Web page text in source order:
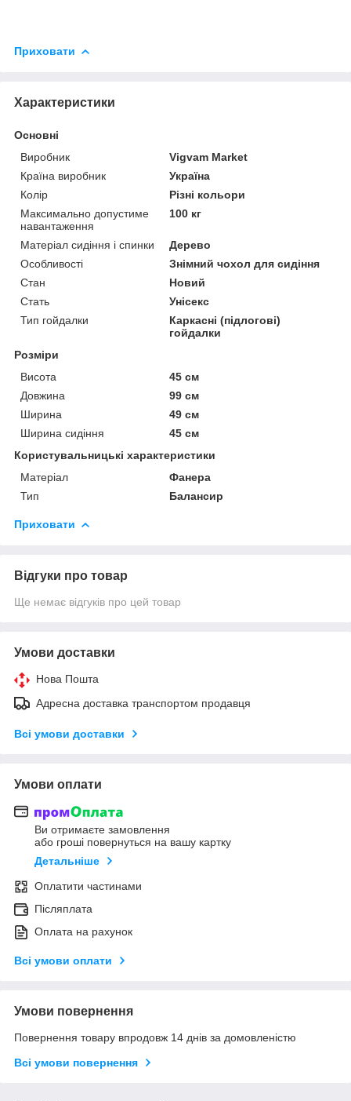
Приховати
Характеристики
Основні
Виробник
Vigvam Market
Країна виробник
Україна
Колір
Різні кольори
Максимально допустиме
навантаження
100 кг
Матеріал сидіння і спинки
Дерево
Особливості
Знімний чохол для сидіння
Стан
Новий
Стать
Унісекс
Тип гойдалки
Каркасні (підлогові)
гойдалки
Розміри
Висота
45 см
Довжина
99 см
Ширина
49 см
Ширина сидіння
45 см
Користувальницькі характеристики
Матеріал
Фанера
Тип
Балансир
Приховати
Відгуки про товар
Ще немає відгуків про цей товар
Умови доставки
Нова Пошта
Адресна доставка транспортом продавця
Всі умови доставки
Умови оплати
Ви отримаєте замовлення
або гроші повернуться на вашу картку
Детальніше
Оплатити частинами
Післяплата
Оплата на рахунок
Всі умови оплати
Умови повернення
Повернення товару впродовж 14 днів за домовленістю
Всі умови повернення